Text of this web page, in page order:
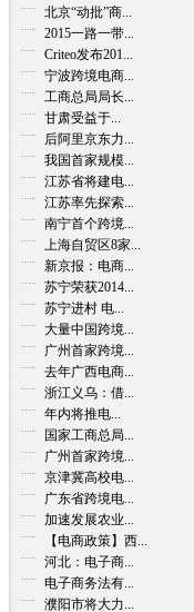
北京“动批”商...
2015一路一带...
Criteo发布201...
宁波跨境电商...
工商总局局长...
甘肃受益于...
后阿里京东力...
我国首家规模...
江苏省将建电...
江苏率先探索...
南宁首个跨境...
上海自贸区8家...
新京报：电商...
苏宁荣获2014...
苏宁进村 电...
大量中国跨境...
广州首家跨境...
去年广西电商...
浙江义乌：借...
年内将推电...
国家工商总局...
广州首家跨境...
京津冀高校电...
广东省跨境电...
加速发展农业...
【电商政策】西...
河北：电子商...
电子商务法有...
濮阳市将大力...